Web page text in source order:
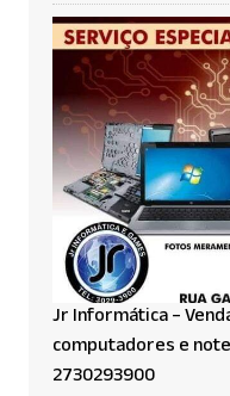
Jr Informática –
computadores e
2730293900